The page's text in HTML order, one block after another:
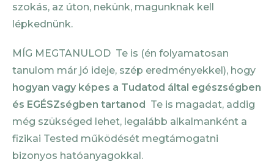
szokás, az úton, nekünk, magunknak kell
lépkednünk.
MÍG MEGTANULOD Te is (én folyamatosan
tanulom már jó ideje, szép eredményekkel), hogy
hogyan vagy képes a Tudatod által egészségben
és EGÉSZségben tartanod Te is magadat, addig
még szükséged lehet, legalább alkalmanként a
fizikai Tested működését megtámogatni
bizonyos hatóanyagokkal.